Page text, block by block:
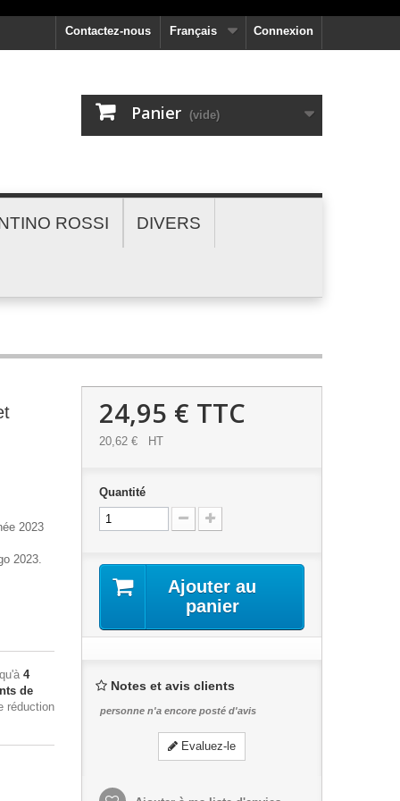
Connexion
Français
Contactez-nous
Panier (vide)
ROSSI DIVERS
2023
2023.
4
de
réduction
24,95 € TTC
20,62 € HT
Quantité
Ajouter au
panier
Notes et avis clients
personne n'a encore posté d'avis
Evaluez-le